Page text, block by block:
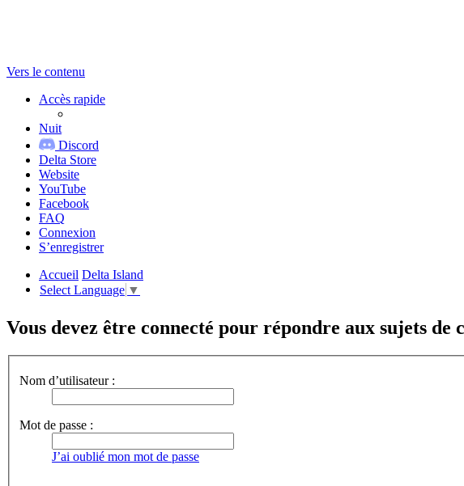
Vers le contenu
Accès rapide
Nuit
Discord
Delta Store
Website
YouTube
Facebook
FAQ
Connexion
S’enregistrer
Accueil Delta Island
Select Language ▼
Vous devez être connecté pour répondre aux sujets de
Nom d’utilisateur :
Mot de passe :
J’ai oublié mon mot de passe